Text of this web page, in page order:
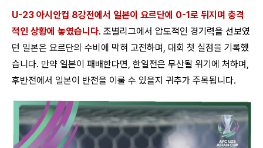
U-23 아시안컵 8강전에서 일본이 요르단에 0-1로 뒤지며 충격
적인 상황에 놓였습니다. 조별리그에서 압도적인 경기력을 선보였
던 일본은 요르단의 수비에 막혀 고전하며, 대회 첫 실점을 기록했
습니다. 만약 일본이 패배한다면, 한일전은 무산될 위기에 처하며,
후반전에서 일본이 반전을 이룰 수 있을지 귀추가 주목됩니다.